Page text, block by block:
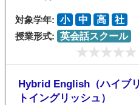
対象学年: 小 中 高
社
授業形式: 英会話スクール
Hybrid English（ハイブ
トイングリッシュ）